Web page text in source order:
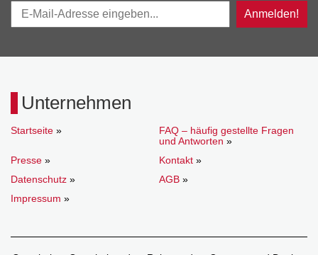
Anmelden!
Unternehmen
Startseite »
FAQ – häufig gestellte Fragen
und Antworten »
Presse » Kontakt »
Datenschutz » AGB »
Impressum »